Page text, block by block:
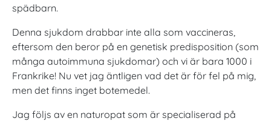
spädbarn.
Denna sjukdom drabbar inte alla som vaccineras,
eftersom den beror på en genetisk predisposition (som
många autoimmuna sjukdomar) och vi är bara 1000 i
Frankrike! Nu vet jag äntligen vad det är för fel på mig,
men det finns inget botemedel.
Jag följs av en naturopat som är specialiserad på